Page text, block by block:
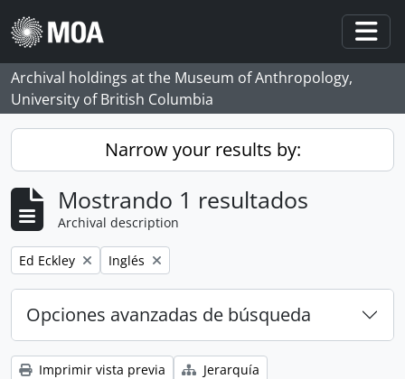
Skip to main content
Archival holdings at the Museum of Anthropology,
University of British Columbia
Narrow your results by:
Mostrando 1 resultados
Archival description
Remove filter:
Ed Eckley Remove filter:
Inglés
Opciones avanzadas de búsqueda
Imprimir vista previa
Jerarquía